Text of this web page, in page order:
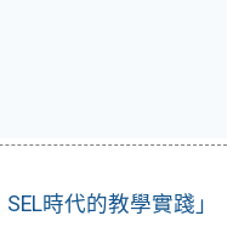
時代的教學實踐」